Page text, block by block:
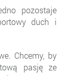
pozostaje
duch i
Chcemy, by
pasję ze